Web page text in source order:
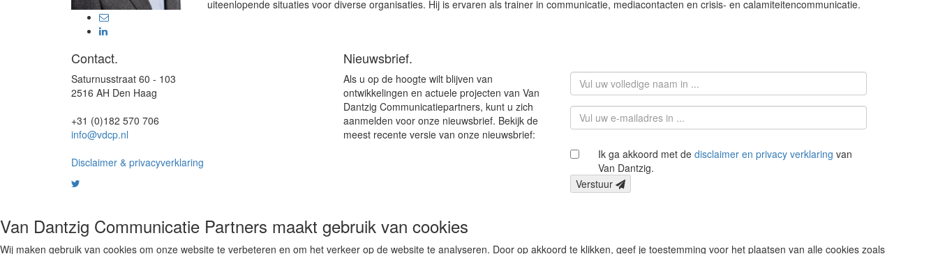
uiteenlopende situaties voor diverse organisaties. Hij is ervaren als trainer in communicatie, mediacontacten en crisis- en calamiteitencommunicatie.
Contact.
Saturnusstraat 60 - 103
2516 AH Den Haag
+31 (0)182 570 706
info@vdcp.nl
Disclaimer & privacyverklaring
Nieuwsbrief.
Als u op de hoogte wilt blijven van
ontwikkelingen en actuele projecten van Van
Dantzig Communicatiepartners, kunt u zich
aanmelden voor onze nieuwsbrief. Bekijk de
meest recente versie van onze nieuwsbrief:
Ik ga akkoord met de disclaimer en privacy verklaring van
Van Dantzig.
Verstuur
Van Dantzig Communicatie Partners maakt gebruik van cookies
Wij maken gebruik van cookies om onze website te verbeteren en om het verkeer op de website te analyseren. Door op akkoord te klikken, geef je toestemming voor het plaatsen van alle cookies zoals